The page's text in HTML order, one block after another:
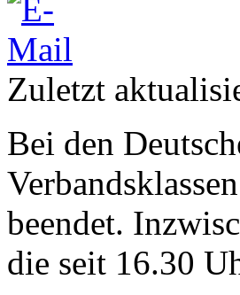
Zuletzt
Bei den
beendet.
die seit 16.30